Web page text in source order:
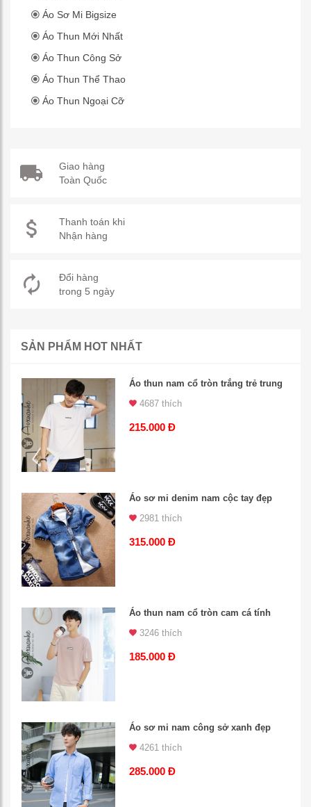
Áo Sơ Mi Bigsize
Áo Thun Mới Nhất
Áo Thun Công Sở
Áo Thun Thể Thao
Áo Thun Ngoại Cỡ
Giao hàng
Toàn Quốc
Thanh toán khi
Nhận hàng
Đổi hàng
trong 5 ngày
SẢN PHẨM HOT NHẤT
Áo thun nam cổ tròn trắng trẻ trung
4687 thích
215.000 Đ
Áo sơ mi denim nam cộc tay đẹp
2981 thích
315.000 Đ
Áo thun nam cổ tròn cam cá tính
3246 thích
185.000 Đ
Áo sơ mi nam công sở xanh đẹp
4261 thích
285.000 Đ